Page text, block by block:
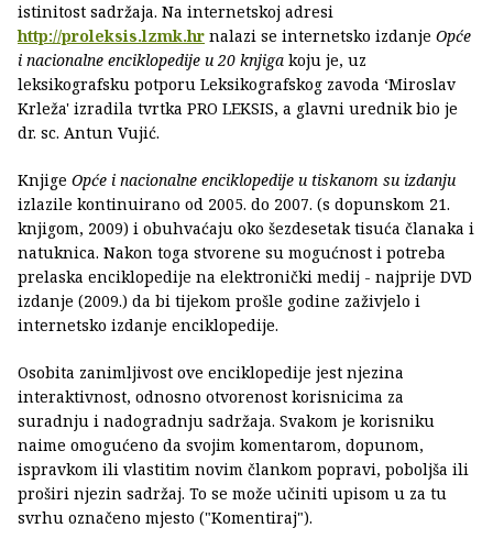
istinitost sadržaja. Na internetskoj adresi
http://proleksis.lzmk.hr nalazi se internetsko izdanje Opće
i nacionalne enciklopedije u 20 knjiga koju je, uz
leksikografsku potporu Leksikografskog zavoda ‘Miroslav
Krleža' izradila tvrtka PRO LEKSIS, a glavni urednik bio je
dr. sc. Antun Vujić.
Knjige Opće i nacionalne enciklopedije u tiskanom su izdanju
izlazile kontinuirano od 2005. do 2007. (s dopunskom 21.
knjigom, 2009) i obuhvaćaju oko šezdesetak tisuća članaka i
natuknica. Nakon toga stvorene su mogućnost i potreba
prelaska enciklopedije na elektronički medij - najprije DVD
izdanje (2009.) da bi tijekom prošle godine zaživjelo i
internetsko izdanje enciklopedije.
Osobita zanimljivost ove enciklopedije jest njezina
interaktivnost, odnosno otvorenost korisnicima za
suradnju i nadogradnju sadržaja. Svakom je korisniku
naime omogućeno da svojim komentarom, dopunom,
ispravkom ili vlastitim novim člankom popravi, poboljša ili
proširi njezin sadržaj. To se može učiniti upisom u za tu
svrhu označeno mjesto ("Komentiraj").